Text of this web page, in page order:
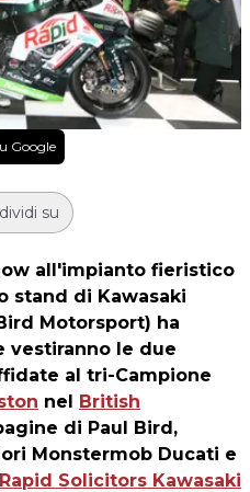
Google
su
all'impianto fieristico
stand di Kawasaki
Motorsport) ha
vestiranno le due
al tri-Campione
nel British
di Paul Bird,
Monstermob Ducati e
Rapid Solicitors Kawasaki